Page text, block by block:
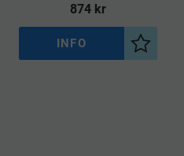
874 kr
Lägg till
INFO